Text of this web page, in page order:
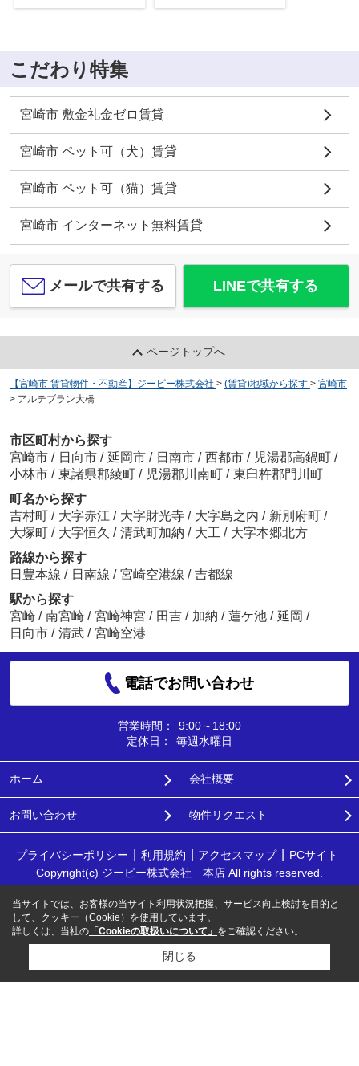
こだわり特集
宮崎市 敷金礼金ゼロ賃貸
宮崎市 ペット可（犬）賃貸
宮崎市 ペット可（猫）賃貸
宮崎市 インターネット無料賃貸
メールで共有する LINEで共有する
ページトップへ
【宮崎市 賃貸物件・不動産】ジーピー株式会社 > (賃貸)地域から探す > 宮崎市
> アルテブラン大橋
市区町村から探す
宮崎市 / 日向市 / 延岡市 / 日南市 / 西都市 / 児湯郡高鍋町 /
小林市 / 東諸県郡綾町 / 児湯郡川南町 / 東臼杵郡門川町
町名から探す
吉村町 / 大字赤江 / 大字財光寺 / 大字島之内 / 新別府町 /
大塚町 / 大字恒久 / 清武町加納 / 大工 / 大字本郷北方
路線から探す
日豊本線 / 日南線 / 宮崎空港線 / 吉都線
駅から探す
宮崎 / 南宮崎 / 宮崎神宮 / 田吉 / 加納 / 蓮ケ池 / 延岡 /
日向市 / 清武 / 宮崎空港
電話でお問い合わせ
営業時間：
9:00～18:00
定休日：
毎週水曜日
ホーム 会社概要
お問い合わせ 物件リクエスト
プライバシーポリシー 利用規約 アクセスマップ
PCサイト
Copyright(c) ジーピー株式会社 本店 All rights reserved.
当サイトでは、お客様の当サイト利用状況把握、サービス向上検討を目的と
して、クッキー（Cookie）を使用しています。
詳しくは、当社の 「Cookieの取扱いについて」 をご確認ください。
閉じる